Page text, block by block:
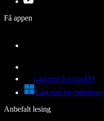
Få appen
Last ned for macOS
Last ned for Windows
Anbefalt lesing